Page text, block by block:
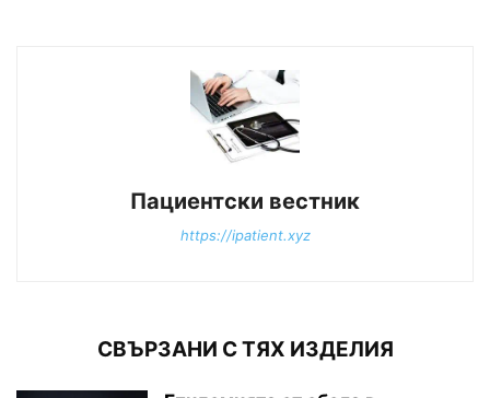
Пациентски вестник
https://ipatient.xyz
СВЪРЗАНИ С ТЯХ ИЗДЕЛИЯ